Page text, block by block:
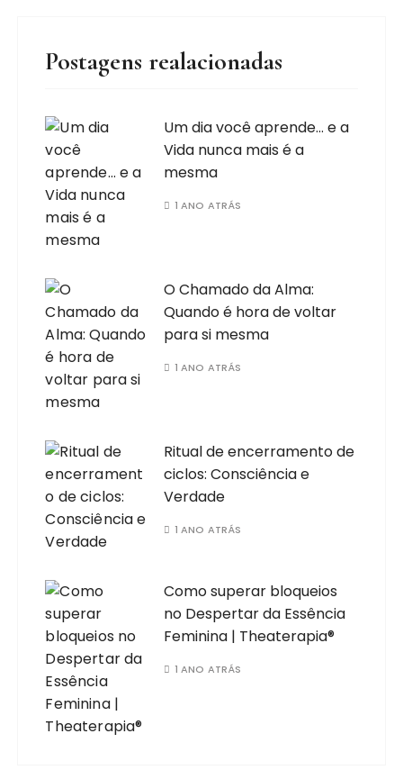
Postagens realacionadas
Um dia você aprende… e a
Vida nunca mais é a
mesma
1 ANO ATRÁS
O Chamado da Alma:
Quando é hora de voltar
para si mesma
1 ANO ATRÁS
Ritual de encerramento de
ciclos: Consciência e
Verdade
1 ANO ATRÁS
Como superar bloqueios
no Despertar da Essência
Feminina | Theaterapia®
1 ANO ATRÁS